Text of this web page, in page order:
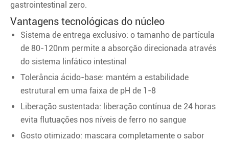
gastrointestinal zero.
Vantagens tecnológicas do núcleo
Sistema de entrega exclusivo: o tamanho de partícula
de 80-120nm permite a absorção direcionada através
do sistema linfático intestinal
Tolerância ácido-base: mantém a estabilidade
estrutural em uma faixa de pH de 1-8
Liberação sustentada: liberação contínua de 24 horas
evita flutuações nos níveis de ferro no sangue
Gosto otimizado: mascara completamente o sabor